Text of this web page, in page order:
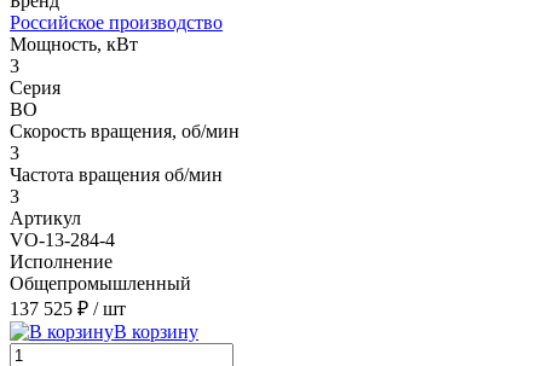
Российское производство
Мощность, кВт
3
Серия
ВО
Скорость вращения, об/мин
3
Частота вращения об/мин
3
Артикул
VO-13-284-4
Исполнение
Общепромышленный
137 525 ₽ / шт
В корзину